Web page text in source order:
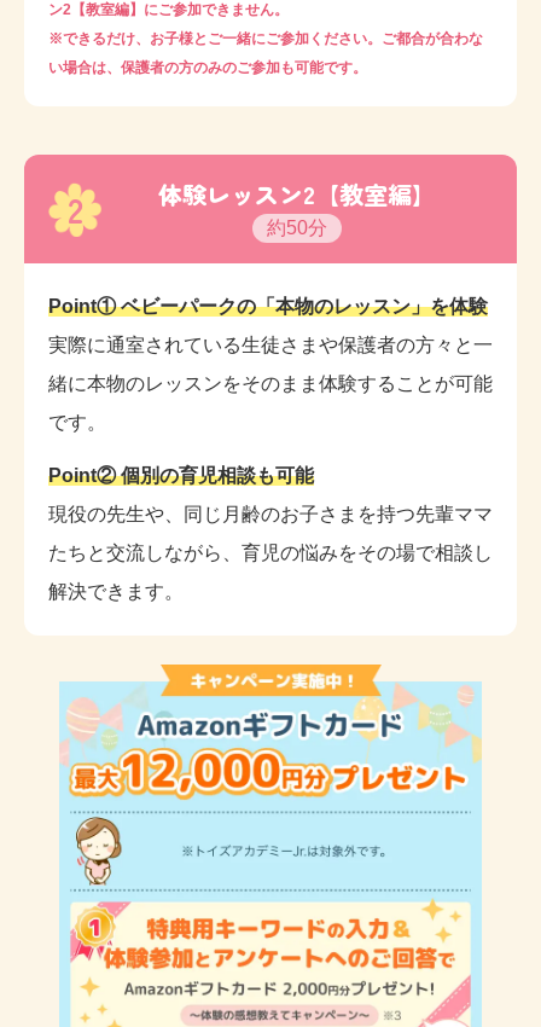
ン2【教室編】にご参加できません。
※できるだけ、お子様とご一緒にご参加ください。ご都合が合わな
い場合は、保護者の方のみのご参加も可能です。
2 体験レッスン2【教室編】
約50分
Point① ベビーパークの「本物のレッスン」を体験
実際に通室されている生徒さまや保護者の方々と一
緒に本物のレッスンをそのまま体験することが可能
です。
Point② 個別の育児相談も可能
現役の先生や、同じ月齢のお子さまを持つ先輩ママ
たちと交流しながら、育児の悩みをその場で相談し
解決できます。